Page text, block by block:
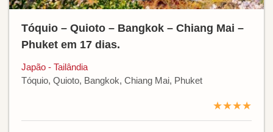
Tóquio – Quioto – Bangkok – Chiang Mai –
Phuket em 17 dias.
Japão - Tailândia
Tóquio, Quioto, Bangkok, Chiang Mai, Phuket
★★★★